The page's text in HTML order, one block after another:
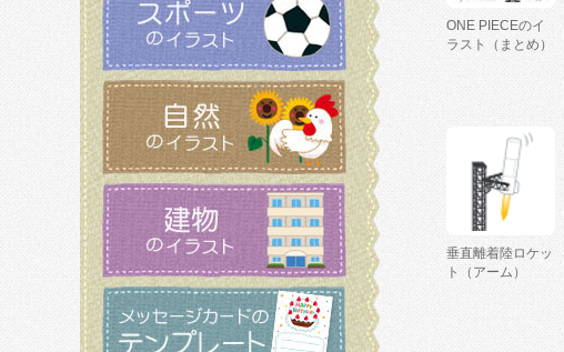
ONE PIECEのイ
ラスト（まとめ）
垂直離着陸ロケッ
ト（アーム）